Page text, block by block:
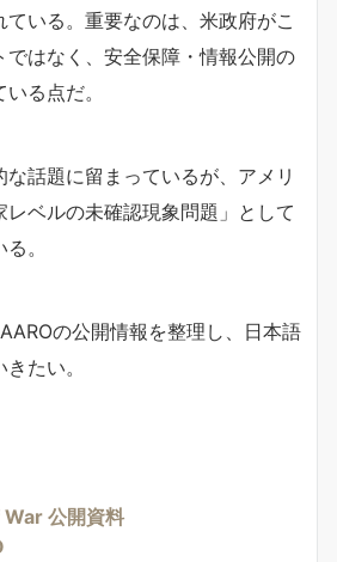
いる。重要なのは、米政府がこ
ではなく、安全保障・情報公開の
る点だ。
な話題に留まっているが、アメリ
レベルの未確認現象問題」として
。
の公開情報を整理し、日本語
たい。
公開資料